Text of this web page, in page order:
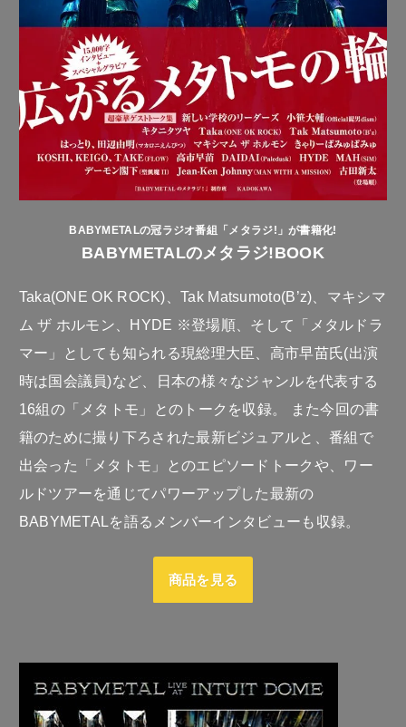
BABYMETALの冠ラジオ番組「メタラジ!」が書籍化!
BABYMETALのメタラジ!BOOK
Taka(ONE OK ROCK)、Tak Matsumoto(B’z)、マキシマ
ム ザ ホルモン、HYDE ※登場順、そして「メタルドラ
マー」としても知られる現総理大臣、高市早苗氏(出演
時は国会議員)など、日本の様々なジャンルを代表する
16組の「メタトモ」とのトークを収録。 また今回の書
籍のために撮り下ろされた最新ビジュアルと、番組で
出会った「メタトモ」とのエピソードトークや、ワー
ルドツアーを通じてパワーアップした最新の
BABYMETALを語るメンバーインタビューも収録。
商品を見る